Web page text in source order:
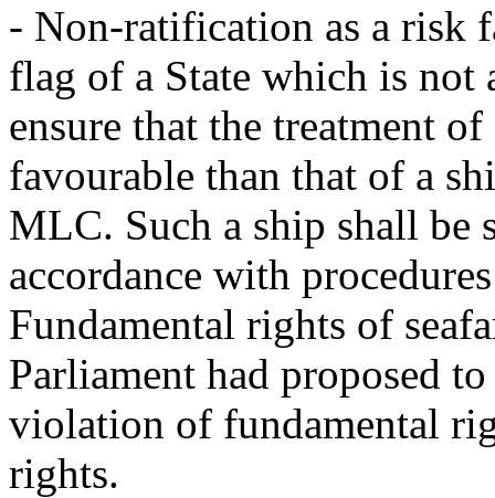
- Non-ratification as a risk
flag of a State which is not
ensure that the treatment
favourable than that of a
MLC. Such a ship shall be
accordance with
Fundamental rights of
Parliament had proposed
violation of fundamental
rights.